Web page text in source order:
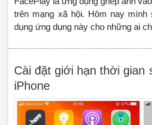
trên mạng xã hội. Hôm nay
dụng ứng dụng này cho những ai
Cài đặt giới hạn thời gian
iPhone